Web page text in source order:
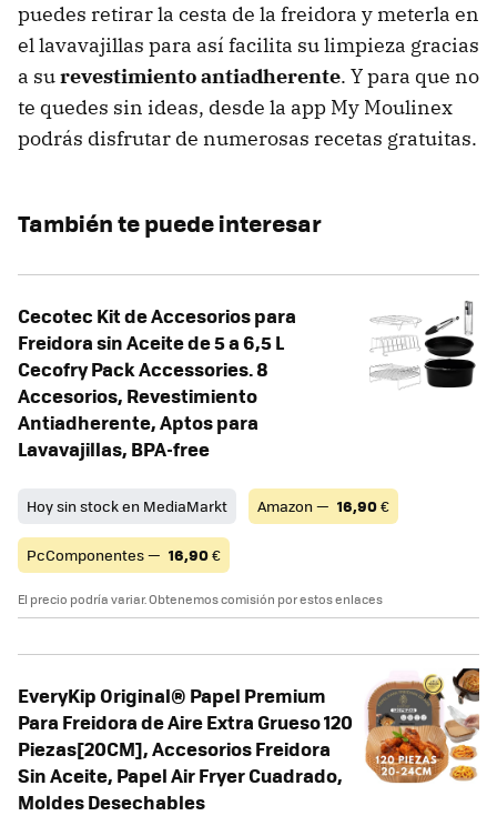
puedes retirar la cesta de la freidora y meterla en
el lavavajillas para así facilita su limpieza gracias
a surevestimiento antiadherente. Y para que no
te quedes sin ideas, desde la app My Moulinex
podrás disfrutar de numerosas recetas gratuitas.
También te puede interesar
Cecotec Kit de Accesorios para
Freidora sin Aceite de 5 a 6,5 L
Cecofry Pack Accessories. 8
Accesorios, Revestimiento
Antiadherente, Aptos para
Lavavajillas, BPA-free
Hoy sin stock en MediaMarkt Amazon — 16,90€
PcComponentes — 16,90€
El precio podría variar. Obtenemos comisión por estos enlaces
EveryKip Original® Papel Premium
Para Freidora de Aire Extra Grueso 120
Piezas[20CM], Accesorios Freidora
Sin Aceite, Papel Air Fryer Cuadrado,
Moldes Desechables